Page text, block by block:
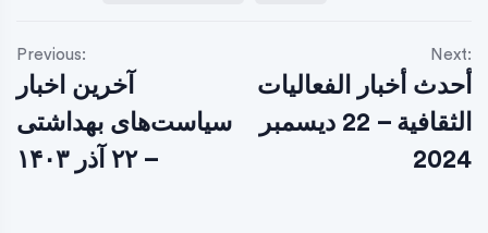
Previous:
آخرین اخبار
سیاست‌های بهداشتی
– ۲۲ آذر ۱۴۰۳
Next:
أحدث أخبار الفعاليات
الثقافية – 22 ديسمبر
2024